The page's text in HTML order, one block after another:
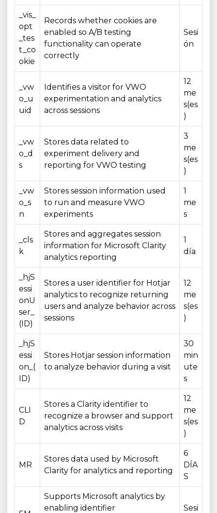
_vis_
opt
_tes
t_co
okie
Records whether cookies are
enabled so A/B testing
functionality can operate
correctly
Sesi
ón
_vw
o_u
uid
Identifies a visitor for VWO
experimentation and analytics
across sessions
12
me
s(es
)
_vw
o_d
s
Stores data related to
experiment delivery and
reporting for VWO testing
3
me
s(es
)
_vw
o_s
n
Stores session information used
to run and measure VWO
experiments
1
me
s
_cls
k
Stores and aggregates session
information for Microsoft Clarity
analytics reporting
1
día
_hjS
essi
onU
ser_
(ID)
Stores a user identifier for Hotjar
analytics to recognize returning
users and analyze behavior across
sessions
12
me
s(es
)
_hjS
essi
on_(
ID)
Stores Hotjar session information
to analyze behavior during a visit
30
min
ute
s
CLI
D
Stores a Clarity identifier to
recognize a browser and support
analytics across visits
12
me
s(es
)
MR
Stores data used by Microsoft
Clarity for analytics and reporting
6
DÍA
S
Supports Microsoft analytics by
enabling identifier
Sesi